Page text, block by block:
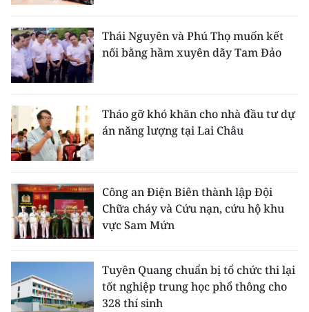
Thái Nguyên và Phú Thọ muốn kết
nối bằng hầm xuyên dãy Tam Đảo
Tháo gỡ khó khăn cho nhà đầu tư dự
án năng lượng tại Lai Châu
Công an Điện Biên thành lập Đội
Chữa cháy và Cứu nạn, cứu hộ khu
vực Sam Mứn
Tuyên Quang chuẩn bị tổ chức thi lại
tốt nghiệp trung học phổ thông cho
328 thí sinh